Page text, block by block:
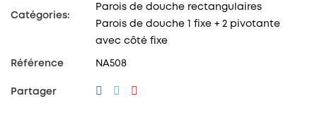
Catégories:
Parois de douche rectangulaires
Parois de douche 1 fixe + 2 pivotante
avec côté fixe
Référence NA508
Partager